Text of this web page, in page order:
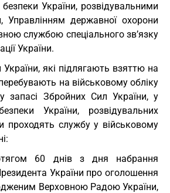
України, розвідувальними
Управлінням державної охорони
службою спеціального зв’язку
України.
які підлягають взяттю на
на військовому обліку
запасі Збройних Сил України, у
України, розвідувальних
проходять службу у військовому
60 днів з дня набрання
України про оголошення
Верховною Радою України,